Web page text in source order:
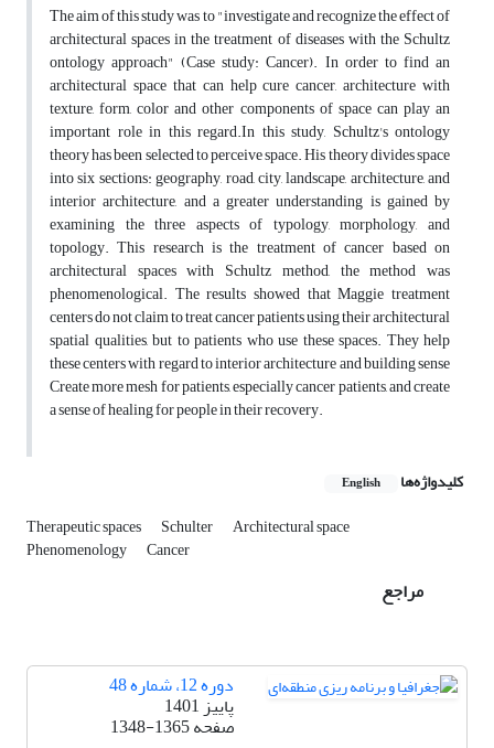
The aim of this study was to "investigate and recognize the effect of
architectural spaces in the treatment of diseases with the Schultz
ontology approach" (Case study: Cancer). In order to find an
architectural space that can help cure cancer, architecture with
texture, form, color and other components of space can play an
important role in this regard.In this study, Schultz's ontology
theory has been selected to perceive space. His theory divides space
into six sections: geography, road, city, landscape, architecture, and
interior architecture, and a greater understanding is gained by
examining the three aspects of typology, morphology, and
topology. This research is the treatment of cancer based on
architectural spaces with Schultz method, the method was
phenomenological. The results showed that Maggie treatment
centers do not claim to treat cancer patients using their architectural
spatial qualities, but to patients who use these spaces. They help
these centers with regard to interior architecture and building sense
Create more mesh for patients, especially cancer patients, and create
a sense of healing for people in their recovery.
کلیدواژه‌ها English
Therapeutic spaces Schulter Architectural space
Phenomenology Cancer
مراجع
دوره 12، شماره 48
پاییز 1401
صفحه1348-1365